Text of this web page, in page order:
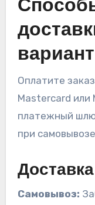
Оплатите
Mastercard
платежный
при
Доставка
Самовывоз: